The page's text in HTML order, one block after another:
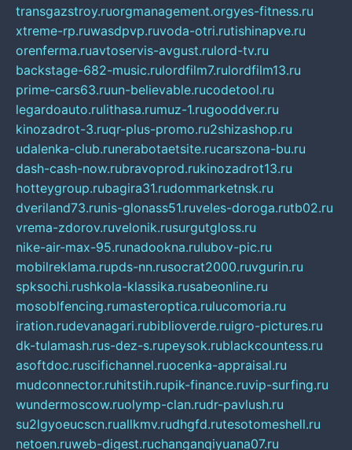
transgazstroy.ruorgmanagement.orgyes-fitness.ru
xtreme-rp.ruwasdpvp.ruvoda-otri.rutishinapve.ru
orenferma.ruavtoservis-avgust.rulord-tv.ru
backstage-682-music.rulordfilm7.rulordfilm13.ru
prime-cars63.ruun-believable.rucodetool.ru
legardoauto.rulithasa.rumuz-1.rugooddver.ru
kinozadrot-3.ruqr-plus-promo.ru2shizashop.ru
udalenka-club.runerabotaetsite.rucarszona-bu.ru
dash-cash-now.rubravoprod.rukinozadrot13.ru
hotteygroup.rubagira31.rudommarketnsk.ru
dveriland73.runis-glonass51.ruveles-doroga.rutb02.ru
vrema-zdorov.ruvelonik.rusurgutgloss.ru
nike-air-max-95.runadookna.rulubov-pic.ru
mobilreklama.rupds-nn.rusocrat2000.ruvgurin.ru
spksochi.rushkola-klassika.rusabeonline.ru
mosoblfencing.rumasteroptica.rulucomoria.ru
iration.rudevanagari.rubiblioverde.ruigro-pictures.ru
dk-tulamash.rus-dez-s.rupeysok.rublackcountess.ru
asoftdoc.ruscifichannel.ruocenka-appraisal.ru
mudconnector.ruhitstih.rupik-finance.ruvip-surfing.ru
wundermoscow.ruolymp-clan.rudr-pavlush.ru
su2lgyoeucscn.ruallkmv.rudhgfd.rutesotomeshell.ru
netoen.ruweb-digest.ruchanganqiyuana07.ru